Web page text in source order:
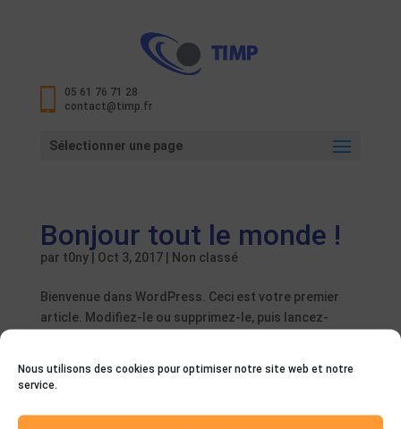
Nous utilisons des cookies pour optimiser notre site web et notre
service.
05 61 76 71 28
contact@timp.fr
Sélectionner une page
Bonjour tout le monde !
par t0ny| Oct 3, 2017| Non classé
Bienvenue dans WordPress. Ceci est votre premier
article. Modifiez-le ou supprimez-le, puis lancez-